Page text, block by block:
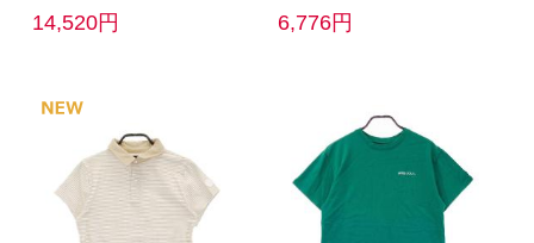
14,520円 6,776円